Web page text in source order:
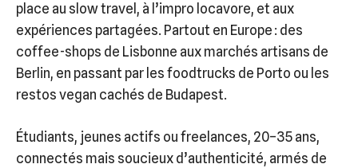
place au slow travel, à l’impro locavore, et aux
expériences partagées. Partout en Europe : des
coffee-shops de Lisbonne aux marchés artisans de
Berlin, en passant par les foodtrucks de Porto ou les
restos vegan cachés de Budapest.
Étudiants, jeunes actifs ou freelances, 20–35 ans,
connectés mais soucieux d’authenticité, armés de